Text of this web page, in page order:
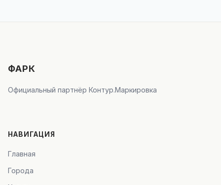
ФАРК
Официальный партнёр Контур.Маркировка
НАВИГАЦИЯ
Главная
Города